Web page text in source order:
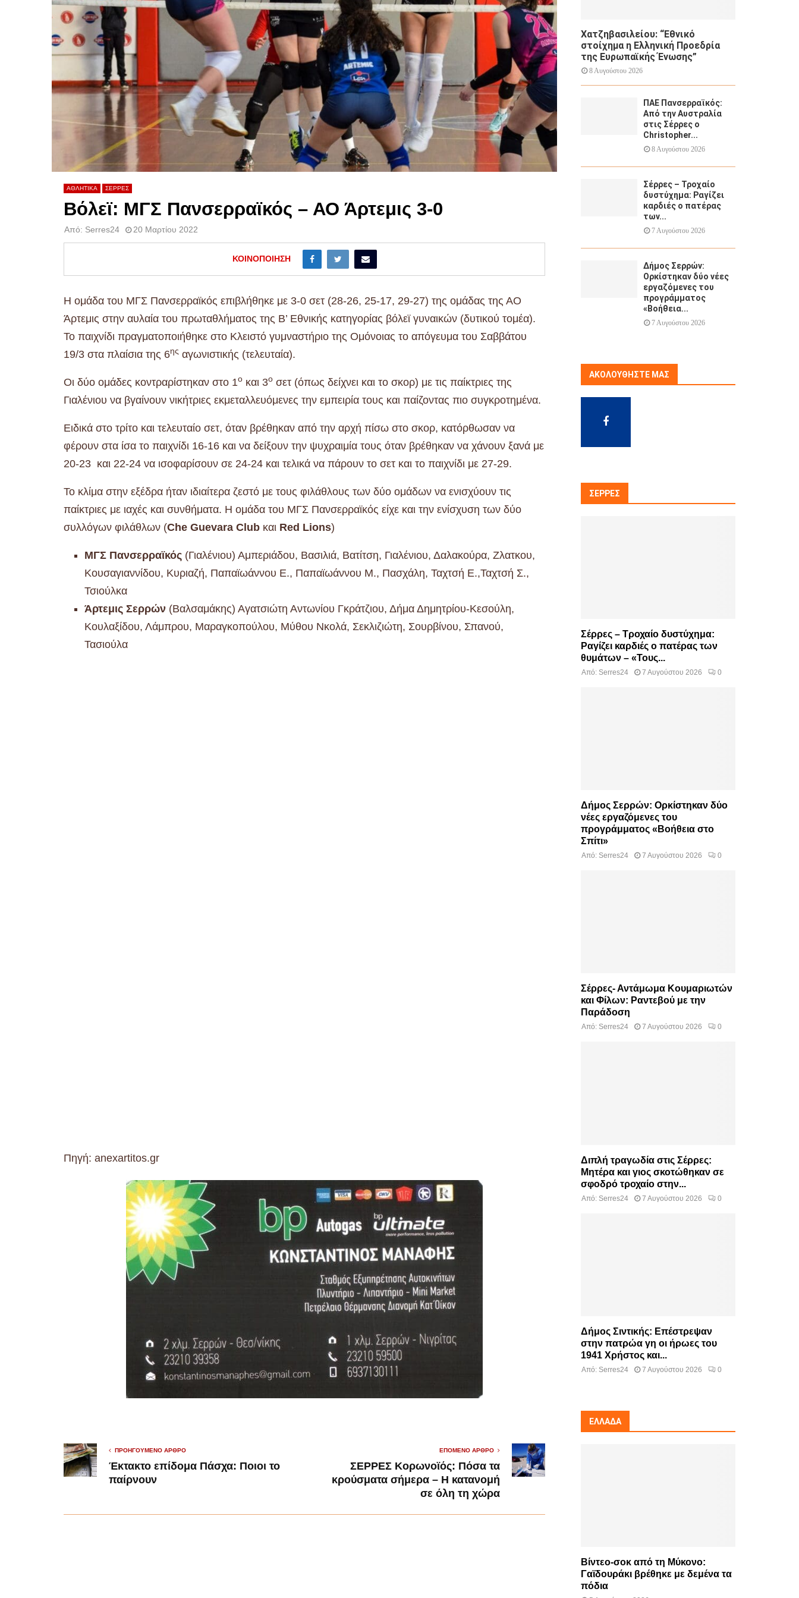
ΑΘΛΗΤΙΚΑ ΣΕΡΡΕΣ
Βόλεϊ: ΜΓΣ Πανσερραϊκός – ΑΟ Άρτεμις 3-0
Από: Serres24 20 Μαρτίου 2022
ΚΟΙΝΟΠΟΊΗΣΗ
Η ομάδα του ΜΓΣ Πανσερραϊκός επιβλήθηκε με 3-0 σετ (28-26, 25-17, 29-27) της ομάδας της ΑΟ
Άρτεμις στην αυλαία του πρωταθλήματος της Β’ Εθνικής κατηγορίας βόλεϊ γυναικών (δυτικού τομέα).
Το παιχνίδι πραγματοποιήθηκε στο Κλειστό γυμναστήριο της Ομόνοιας το απόγευμα του Σαββάτου
19/3 στα πλαίσια της 6ης αγωνιστικής (τελευταία).
Οι δύο ομάδες κοντραρίστηκαν στο 1ο και 3ο σετ (όπως δείχνει και το σκορ) με τις παίκτριες της
Γιαλένιου να βγαίνουν νικήτριες εκμεταλλευόμενες την εμπειρία τους και παίζοντας πιο συγκροτημένα.
Ειδικά στο τρίτο και τελευταίο σετ, όταν βρέθηκαν από την αρχή πίσω στο σκορ, κατόρθωσαν να
φέρουν στα ίσα το παιχνίδι 16-16 και να δείξουν την ψυχραιμία τους όταν βρέθηκαν να χάνουν ξανά με
20-23 και 22-24 να ισοφαρίσουν σε 24-24 και τελικά να πάρουν το σετ και το παιχνίδι με 27-29.
Το κλίμα στην εξέδρα ήταν ιδιαίτερα ζεστό με τους φιλάθλους των δύο ομάδων να ενισχύουν τις
παίκτριες με ιαχές και συνθήματα. Η ομάδα του ΜΓΣ Πανσερραϊκός είχε και την ενίσχυση των δύο
συλλόγων φιλάθλων (Che Guevara Club και Red Lions)
ΜΓΣ Πανσερραϊκός (Γιαλένιου) Αμπεριάδου, Βασιλιά, Βατίτση, Γιαλένιου, Δαλακούρα, Ζλατκου,
Κουσαγιαννίδου, Κυριαζή, Παπαϊωάννου Ε., Παπαϊωάννου Μ., Πασχάλη, Ταχτσή Ε.,Ταχτσή Σ.,
Τσιούλκα
Άρτεμις Σερρών (Βαλσαμάκης) Αγατσιώτη Αντωνίου Γκράτζιου, Δήμα Δημητρίου-Κεσούλη,
Κουλαξίδου, Λάμπρου, Μαραγκοπούλου, Μύθου Νκολά, Σεκλιζιώτη, Σουρβίνου, Σπανού,
Τασιούλα
Πηγή: anexartitos.gr
ΠΡΟΗΓΟΎΜΕΝΟ ΆΡΘΡΟ
Έκτακτο επίδομα Πάσχα: Ποιοι το
παίρνουν
ΕΠΌΜΕΝΟ ΆΡΘΡΟ
ΣΕΡΡΕΣ Κορωνοϊός: Πόσα τα
κρούσματα σήμερα – Η κατανομή
σε όλη τη χώρα
Χατζηβασιλείου: “Εθνικό
στοίχημα η Ελληνική Προεδρία
της Ευρωπαϊκής Ένωσης”
8 Αυγούστου 2026
ΠΑΕ Πανσερραϊκός:
Από την Αυστραλία
στις Σέρρες ο
Christopher...
8 Αυγούστου 2026
Σέρρες – Τροχαίο
δυστύχημα: Ραγίζει
καρδιές ο πατέρας
των...
7 Αυγούστου 2026
Δήμος Σερρών:
Ορκίστηκαν δύο νέες
εργαζόμενες του
προγράμματος
«Βοήθεια...
7 Αυγούστου 2026
ΑΚΟΛΟΥΘΉΣΤΕ ΜΑΣ
ΣΈΡΡΕΣ
Σέρρες – Τροχαίο δυστύχημα:
Ραγίζει καρδιές ο πατέρας των
θυμάτων – «Τους...
Από: Serres24 7 Αυγούστου 2026 0
Δήμος Σερρών: Ορκίστηκαν δύο
νέες εργαζόμενες του
προγράμματος «Βοήθεια στο
Σπίτι»
Από: Serres24 7 Αυγούστου 2026 0
Σέρρες- Αντάμωμα Κουμαριωτών
και Φίλων: Ραντεβού με την
Παράδοση
Από: Serres24 7 Αυγούστου 2026 0
Διπλή τραγωδία στις Σέρρες:
Μητέρα και γιος σκοτώθηκαν σε
σφοδρό τροχαίο στην...
Από: Serres24 7 Αυγούστου 2026 0
Δήμος Σιντικής: Επέστρεψαν
στην πατρώα γη οι ήρωες του
1941 Χρήστος και...
Από: Serres24 7 Αυγούστου 2026 0
ΕΛΛΆΔΑ
Βίντεο-σοκ από τη Μύκονο:
Γαϊδουράκι βρέθηκε με δεμένα τα
πόδια